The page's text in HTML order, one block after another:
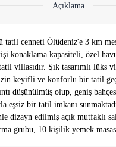
Açıklama
tatil cenneti Ölüdeniz'e 3 km
konaklama kapasiteli, özel
villasıdır. Şık tasarımlı lüks
keyifli ve konforlu bir tatil
düşünülmüş olup, geniş
eşsiz bir tatil imkanı
dizayn edilmiş açık mutfaklı
grubu, 10 kişilik yemek